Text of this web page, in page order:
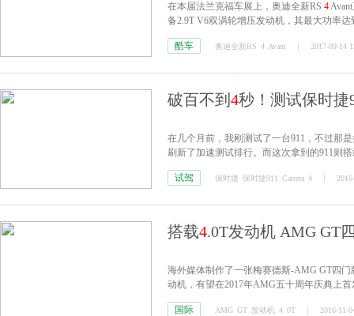
在本届法兰克福车展上，奥迪全新RS 4
备2.9T V6双涡轮增压发动机，其最大功率达
最高时速250km h。
酷车 奥迪全新RS 4 Avant 2017-09-14
破百不到 4秒！测试保时捷
在几个月前，我刚测试了一台911，不过那
刷新了加速测试排行。而这次拿到的911则
试驾
保时捷 保时捷911 Carrera 4
搭载4.0T发动机 AMG GT
海外媒体制作了一张梅赛德斯-AMG GT四
动机，有望在2017年AMG五十周年庆典上
国际 AMG GT 发动机 4 0T 2016-11-